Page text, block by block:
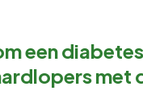
een
met